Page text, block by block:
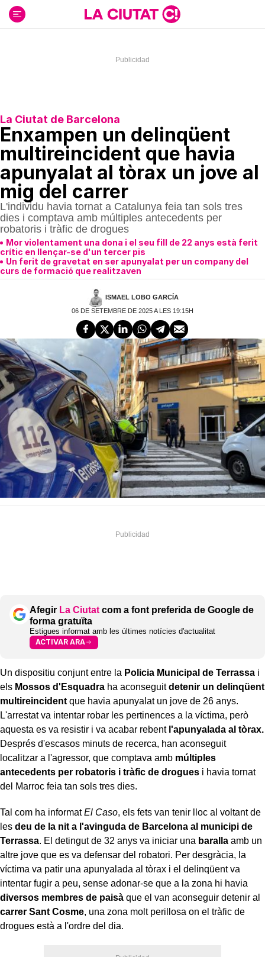
contenido
La Ciutat de Barcelona
Enxampen un delinqüent
multireincident que havia
apunyalat al tòrax un jove al
mig del carrer
L'individu havia tornat a Catalunya feia tan sols tres
dies i comptava amb múltiples antecedents per
robatoris i tràfic de drogues
Mor violentament una dona i el seu fill de 22 anys està ferit
crític en llençar-se d'un tercer pis
Un ferit de gravetat en ser apunyalat per un company del
curs de formació que realitzaven
ISMAEL LOBO GARCÍA
06 DE SETEMBRE DE 2025 A LES 19:15H
Afegir La Ciutat com a font preferida de Google de
forma gratuïta
Estigues informat amb les últimes notícies d'actualitat
ACTIVAR ARA
Un dispositiu conjunt entre la Policia Municipal de Terrassa i
els Mossos d'Esquadra ha aconseguitdetenir un delinqüent
multireincident que havia apunyalat un jove de 26 anys.
L'arrestat va intentar robar les pertinences a la víctima, però
aquesta es va resistir i va acabar rebent l'apunyalada al tòrax.
Després d'escasos minuts de recerca, han aconseguit
localitzar a l'agressor, que comptava amb múltiples
antecedents per robatoris i tràfic de drogues i havia tornat
del Marroc feia tan sols tres dies.
Tal com ha informatEl Caso, els fets van tenir lloc al voltant de
les deu de la nit a l'avinguda de Barcelona al municipi de
Terrassa. El detingut de 32 anys va iniciar una baralla amb un
altre jove que es va defensar del robatori. Per desgràcia, la
víctima va patir una apunyalada al tòrax i el delinqüent va
intentar fugir a peu, sense adonar-se que a la zona hi havia
diversos membres de paisà que el van aconseguir detenir al
carrer Sant Cosme, una zona molt perillosa on el tràfic de
drogues està a l'ordre del dia.